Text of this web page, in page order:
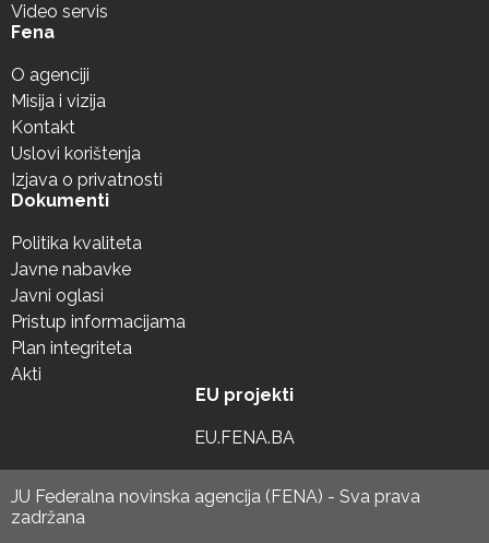
Video servis
Fena
O agenciji
Misija i vizija
Kontakt
Uslovi korištenja
Izjava o privatnosti
Dokumenti
Politika kvaliteta
Javne nabavke
Javni oglasi
Pristup informacijama
Plan integriteta
Akti
EU projekti
EU.FENA.BA
JU Federalna novinska agencija (FENA) - Sva prava
zadržana